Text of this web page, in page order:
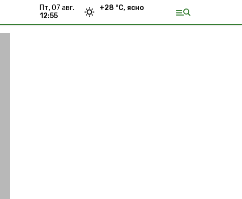
пт, 07 авг.
12:55
+28 °С, ясно